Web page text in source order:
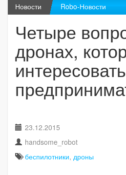
Новости Robo-Новости
Четыре
дронах,
интересовать
23.12.2015
handsome_robot
беспилотники, дроны